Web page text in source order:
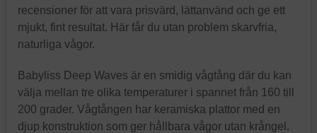
recensioner för att vara prisvärd, lättanvänd och ge ett
mjukt, fint resultat. Här får du utan problem skarvfria,
naturliga vågor.
Babyliss Deep Waves är en smidig vågtång där du kan
välja mellan tre olika temperaturer i spannet från 160 till
200 grader. Vågtången har keramiska plattor med en
djup konstruktion som ger hållbara vågor utan krångel.